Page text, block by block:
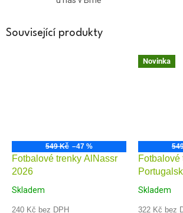
Související produkty
549 Kč –47 %
Fotbalové trenky AlNassr
2026
Skladem
240 Kč bez DPH
Novinka
Fotbalové
Skladem
322 Kč bez